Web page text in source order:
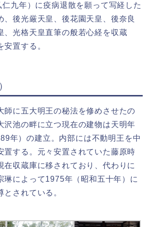
九年）に疫病退散を願って写経した
、後光厳天皇、後花園天皇、後奈良
、光格天皇直筆の般若心経を収蔵
安置する。
師に五大明王の秘法を修めさせたの
沢池の畔に立つ現在の建物は天明年
年）の建立。内部には不動明王を中
置する。元々安置されていた藤原時
在収蔵庫に移されており、代わりに
琳によって1975年（昭和五十年）に
されている。